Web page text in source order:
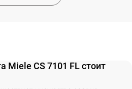
Miele CS 7101 FL стоит